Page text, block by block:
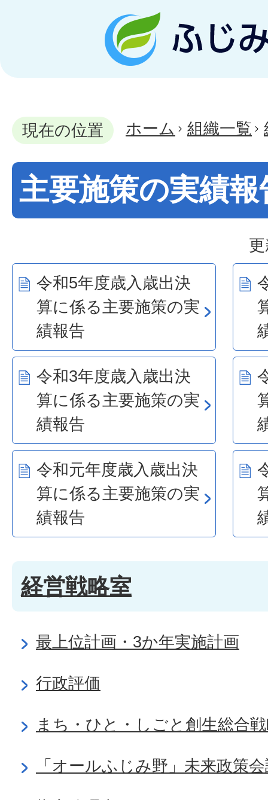
現在の位置 ホーム 組織一覧
主要施策の実績報
令和5年度歳入歳出決
算に係る主要施策の実
績報告
令和3年度歳入歳出決
算に係る主要施策の実
績報告
令和元年度歳入歳出決
算に係る主要施策の実
績報告
経営戦略室
最上位計画・3か年実施計画
行政評価
まち・ひと・しごと創生総合
「オールふじみ野」未来政策